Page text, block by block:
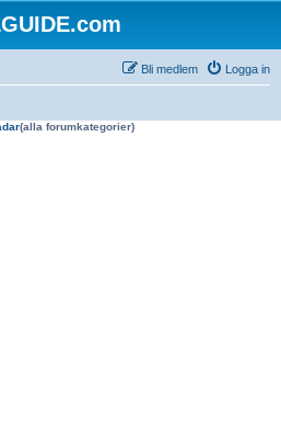
Logga in
Bli medlem
(alla forumkategorier)